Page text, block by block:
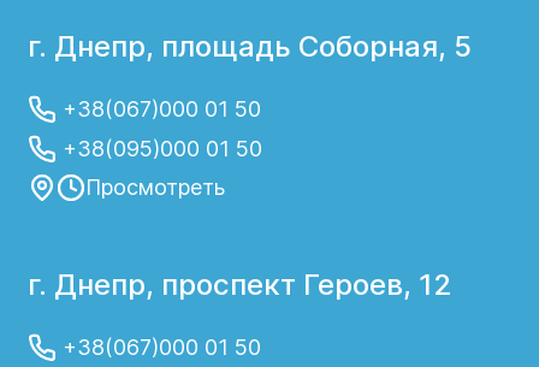
г. Днепр, площадь Соборная, 5
+38(067)000 01 50
+38(095)000 01 50
Просмотреть
г. Днепр, проспект Героев, 12
+38(067)000 01 50